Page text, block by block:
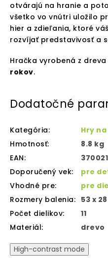
otvárajú na hranie a
všetko vo vnútri uložilo
hier a zdieľania, ktoré
rozvíjať predstavivosť a
Hračka vyrobená z dreva
rokov.
Dodatočné
Kategória:
Hry
Hmotnosť:
8.8 kg
EAN:
Doporučený vek:
pre
Vhodné pre:
pre
Rozmery balenia: 53 x
Počet dielikov:
11
Materiál: drevo
High-contrast mode